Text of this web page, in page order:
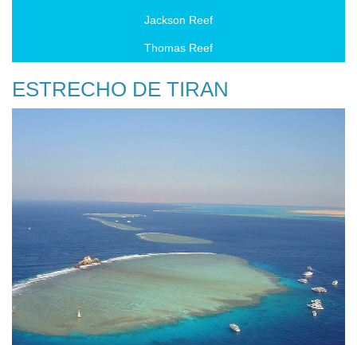
Jackson Reef
Thomas Reef
ESTRECHO DE TIRAN